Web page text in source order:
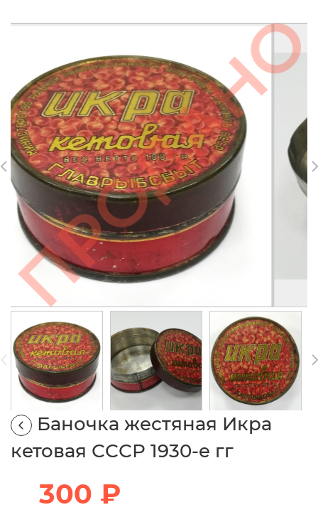
Баночка жестяная Икра
кетовая СССР 1930-е гг
300 ₽